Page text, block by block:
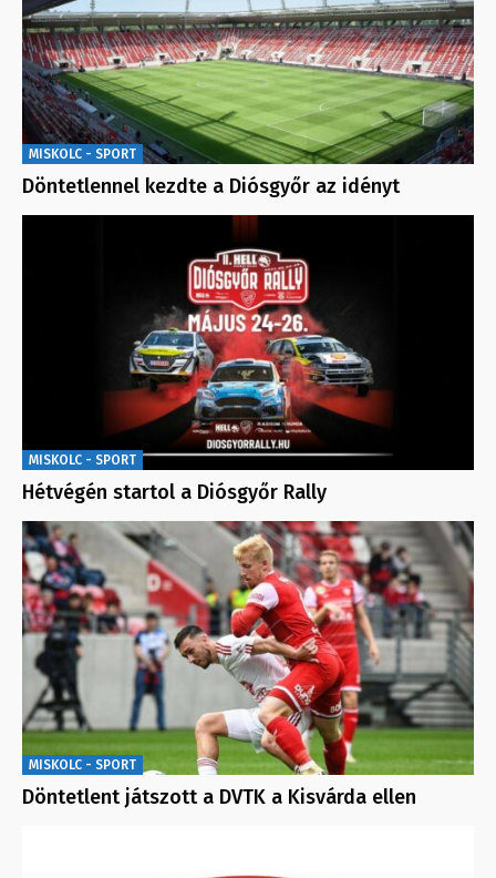
MISKOLC - SPORT
Döntetlennel kezdte a Diósgyőr az idényt
MISKOLC - SPORT
Hétvégén startol a Diósgyőr Rally
MISKOLC - SPORT
Döntetlent játszott a DVTK a Kisvárda ellen